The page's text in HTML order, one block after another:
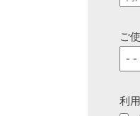
ご
利